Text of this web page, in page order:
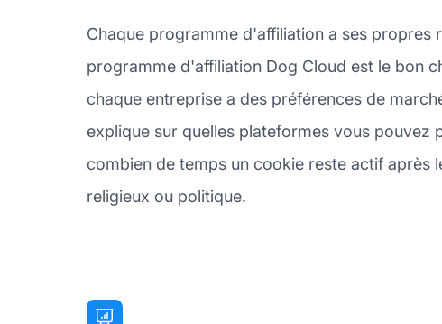
Chaque programme d'affiliation a ses
programme d'affiliation Dog Cloud est le bon
chaque entreprise a des préférences de
explique sur quelles plateformes vous
combien de temps un cookie reste actif après
religieux ou politique.